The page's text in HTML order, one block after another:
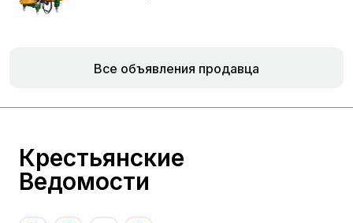
Все объявления продавца
Крестьянские
Ведомости